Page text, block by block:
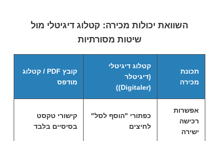
השוואת יכולות מכירה: קטלוג דיגיטלי מול
שיטות מסורתיות
תכונת
מכירה
קטלוג דיגיטלי
(דיגיטלר
(Digitaler))
קובץ PDF / קטלוג
מודפס
אפשרות
רכישה
ישירה
כפתורי "הוסף לסל"
לחיצים
קישורי טקסט
בסיסיים בלבד